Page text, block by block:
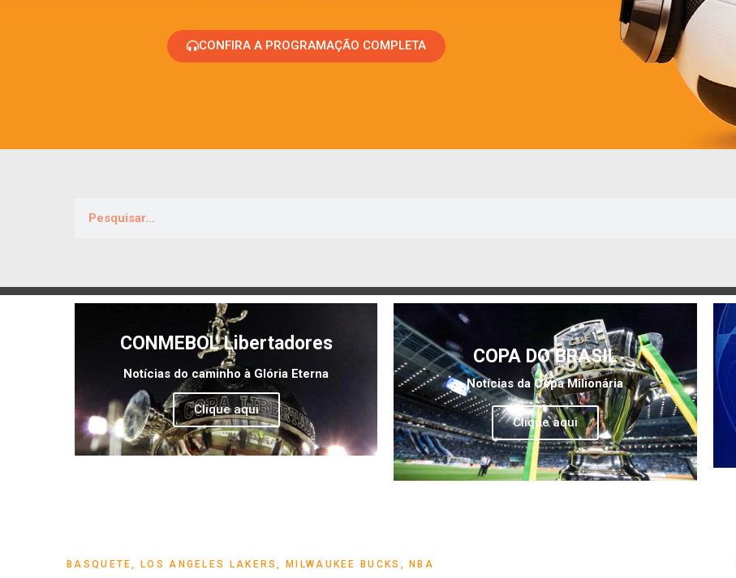
CONFIRA A PROGRAMAÇÃO COMPLETA
CONMEBOL Libertadores
Notícias do caminho à Glória Eterna
Clique aqui
COPA DO BRASIL
Notícias da Copa Milionária
Clique aqui
BASQUETE, LOS ANGELES LAKERS, MILWAUKEE BUCKS , NBA